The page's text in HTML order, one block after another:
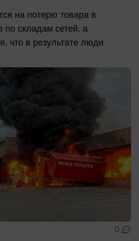
на потерю товара в
по складам сетей, а
что в результате люди
0